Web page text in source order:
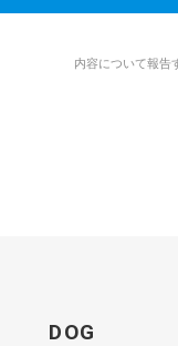
内容について報告
DOG